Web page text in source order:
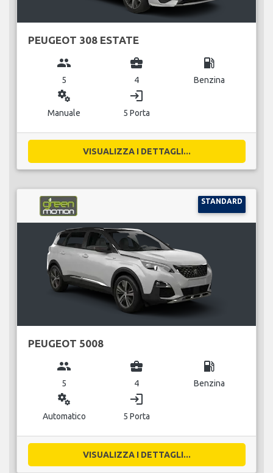
PEUGEOT 308 ESTATE
group
5
business_center
4
local_gas_station
Benzina
miscellaneous_services
Manuale
login
5 Porta
VISUALIZZA I DETTAGLI...
STANDARD
PEUGEOT 5008
group
5
business_center
4
local_gas_station
Benzina
miscellaneous_services
Automatico
login
5 Porta
VISUALIZZA I DETTAGLI...